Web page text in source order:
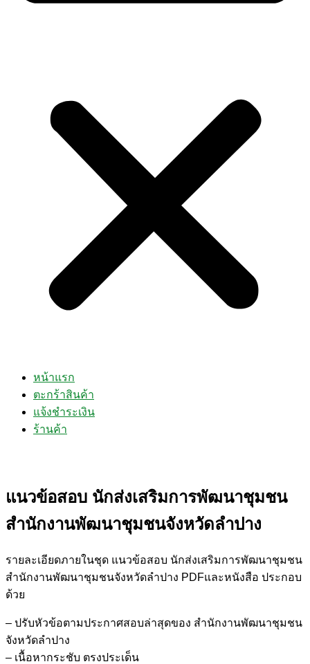
หน้าแรก
ตะกร้าสินค้า
แจ้งชำระเงิน
ร้านค้า
แนวข้อสอบ นักส่งเสริมการพัฒนาชุมชน
สำนักงานพัฒนาชุมชนจังหวัดลำปาง
รายละเอียดภายในชุด แนวข้อสอบ นักส่งเสริมการพัฒนาชุมชน
สำนักงานพัฒนาชุมชนจังหวัดลำปาง PDFและหนังสือ ประกอบ
ด้วย
– ปรับหัวข้อตามประกาศสอบล่าสุดของ สำนักงานพัฒนาชุมชน
จังหวัดลำปาง
– เนื้อหากระชับ ตรงประเด็น